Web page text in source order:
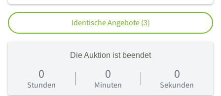
Identische Angebote (3)
Die Auktion ist beendet
0
Stunden
0
Minuten
0
Sekunden